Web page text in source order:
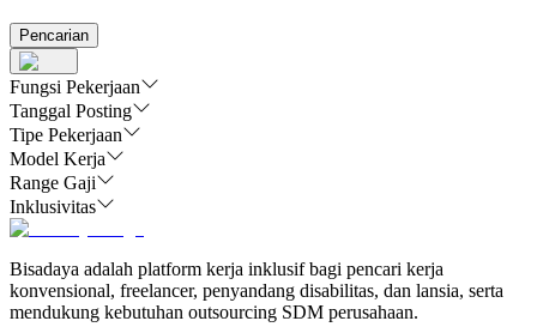
Pencarian
Fungsi Pekerjaan
Tanggal Posting
Tipe Pekerjaan
Model Kerja
Range Gaji
Inklusivitas
Bisadaya adalah platform kerja inklusif bagi pencari kerja
konvensional, freelancer, penyandang disabilitas, dan lansia, serta
mendukung kebutuhan outsourcing SDM perusahaan.